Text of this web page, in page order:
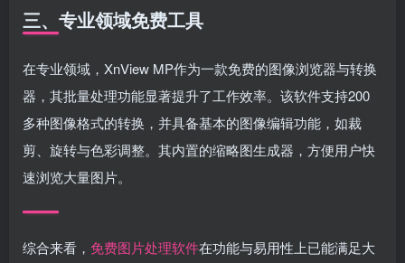
三、专业领域免费工具
在专业领域，XnView MP作为一款免费的图像浏览器与转换
器，其批量处理功能显著提升了工作效率。该软件支持200
多种图像格式的转换，并具备基本的图像编辑功能，如裁
剪、旋转与色彩调整。其内置的缩略图生成器，方便用户快
速浏览大量图片。
综合来看， 免费图片处理软件在功能与易用性上已能满足大